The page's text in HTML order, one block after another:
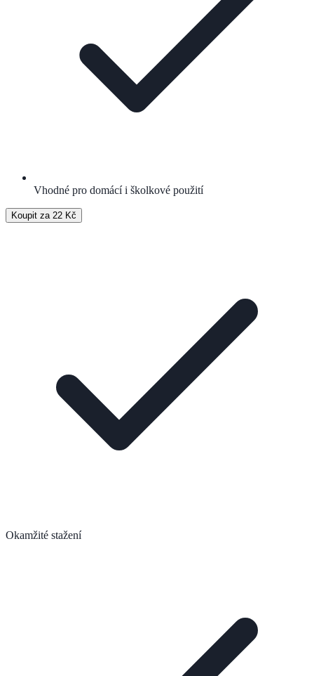
Vhodné pro domácí i školkové použití
Koupit za 22 Kč
Okamžité stažení